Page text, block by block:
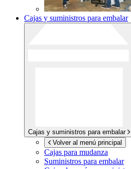
Cajas y suministros para embalar
Cajas y suministros para embalar
Volver al menú principal
Cajas para mudanza
Suministros para embalar